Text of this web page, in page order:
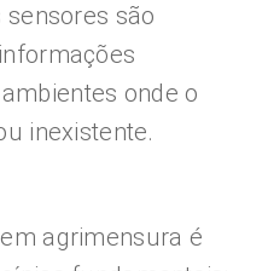
são
onde o
inexistente.
agrimensura é